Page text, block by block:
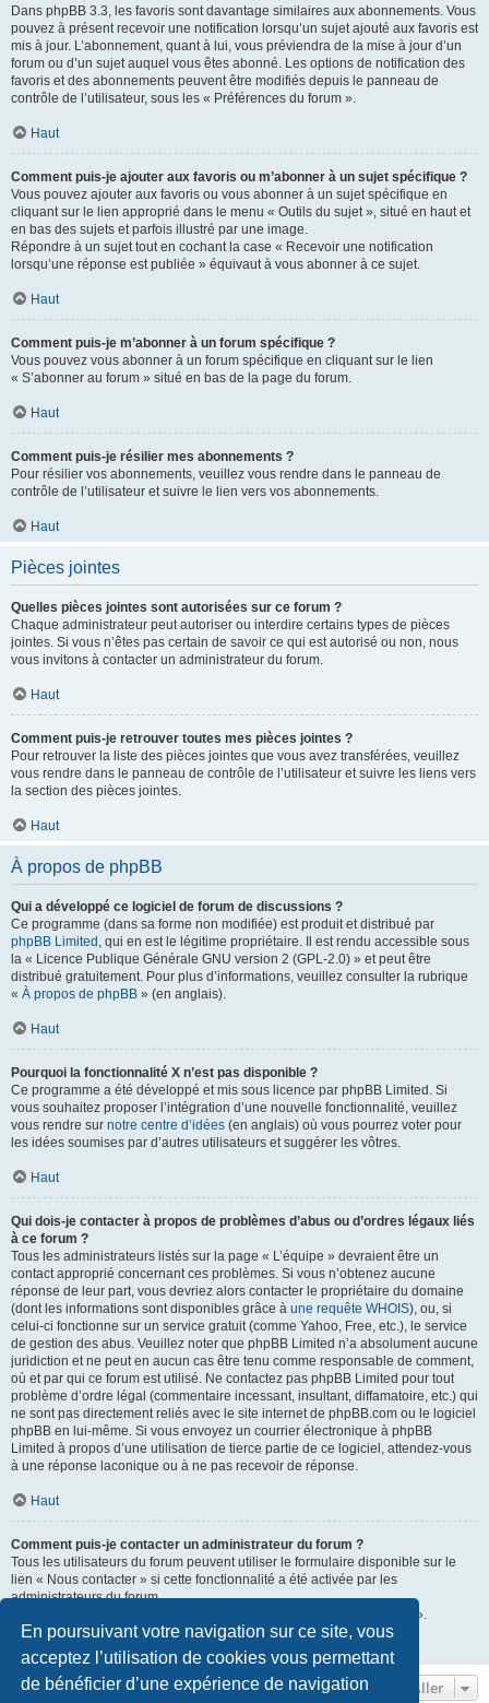
En poursuivant votre navigation sur ce site, vous
acceptez l’utilisation de cookies vous permettant
de bénéficier d’une expérience de navigation
Dans phpBB 3.3, les favoris sont davantage similaires aux abonnements. Vous
pouvez à présent recevoir une notification lorsqu’un sujet ajouté aux favoris est
mis à jour. L’abonnement, quant à lui, vous préviendra de la mise à jour d’un
forum ou d’un sujet auquel vous êtes abonné. Les options de notification des
favoris et des abonnements peuvent être modifiés depuis le panneau de
contrôle de l’utilisateur, sous les « Préférences du forum ».
Haut
Comment puis-je ajouter aux favoris ou m’abonner à un sujet spécifique ?
Vous pouvez ajouter aux favoris ou vous abonner à un sujet spécifique en
cliquant sur le lien approprié dans le menu « Outils du sujet », situé en haut et
en bas des sujets et parfois illustré par une image.
Répondre à un sujet tout en cochant la case « Recevoir une notification
lorsqu’une réponse est publiée » équivaut à vous abonner à ce sujet.
Haut
Comment puis-je m’abonner à un forum spécifique ?
Vous pouvez vous abonner à un forum spécifique en cliquant sur le lien
« S’abonner au forum » situé en bas de la page du forum.
Haut
Comment puis-je résilier mes abonnements ?
Pour résilier vos abonnements, veuillez vous rendre dans le panneau de
contrôle de l’utilisateur et suivre le lien vers vos abonnements.
Haut
Pièces jointes
Quelles pièces jointes sont autorisées sur ce forum ?
Chaque administrateur peut autoriser ou interdire certains types de pièces
jointes. Si vous n’êtes pas certain de savoir ce qui est autorisé ou non, nous
vous invitons à contacter un administrateur du forum.
Haut
Comment puis-je retrouver toutes mes pièces jointes ?
Pour retrouver la liste des pièces jointes que vous avez transférées, veuillez
vous rendre dans le panneau de contrôle de l’utilisateur et suivre les liens vers
la section des pièces jointes.
Haut
À propos de phpBB
Qui a développé ce logiciel de forum de discussions ?
Ce programme (dans sa forme non modifiée) est produit et distribué par
phpBB Limited , qui en est le légitime propriétaire. Il est rendu accessible sous
la « Licence Publique Générale GNU version 2 (GPL-2.0) » et peut être
distribué gratuitement. Pour plus d’informations, veuillez consulter la rubrique
« À propos de phpBB » (en anglais).
Haut
Pourquoi la fonctionnalité X n’est pas disponible ?
Ce programme a été développé et mis sous licence par phpBB Limited. Si
vous souhaitez proposer l’intégration d’une nouvelle fonctionnalité, veuillez
vous rendre sur notre centre d’idées (en anglais) où vous pourrez voter pour
les idées soumises par d’autres utilisateurs et suggérer les vôtres.
Haut
Qui dois-je contacter à propos de problèmes d’abus ou d’ordres légaux liés
à ce forum ?
Tous les administrateurs listés sur la page « L’équipe » devraient être un
contact approprié concernant ces problèmes. Si vous n’obtenez aucune
réponse de leur part, vous devriez alors contacter le propriétaire du domaine
(dont les informations sont disponibles grâce à une requête WHOIS), ou, si
celui-ci fonctionne sur un service gratuit (comme Yahoo, Free, etc.), le service
de gestion des abus. Veuillez noter que phpBB Limited n’a absolument aucune
juridiction et ne peut en aucun cas être tenu comme responsable de comment,
où et par qui ce forum est utilisé. Ne contactez pas phpBB Limited pour tout
problème d’ordre légal (commentaire incessant, insultant, diffamatoire, etc.) qui
ne sont pas directement reliés avec le site internet de phpBB.com ou le logiciel
phpBB en lui-même. Si vous envoyez un courrier électronique à phpBB
Limited à propos d’une utilisation de tierce partie de ce logiciel, attendez-vous
à une réponse laconique ou à ne pas recevoir de réponse.
Haut
Comment puis-je contacter un administrateur du forum ?
Tous les utilisateurs du forum peuvent utiliser le formulaire disponible sur le
lien « Nous contacter » si cette fonctionnalité a été activée par les
administrateurs du forum.
Les membres du forum peuvent également utiliser le lien « L’équipe ».
Aller